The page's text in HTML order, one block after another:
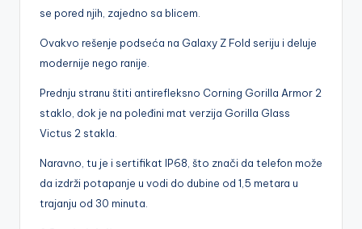
se pored njih, zajedno sa blicem.
Ovakvo rešenje podseća na Galaxy Z Fold seriju i deluje
modernije nego ranije.
Prednju stranu štiti antirefleksno Corning Gorilla Armor 2
staklo, dok je na poleđini mat verzija Gorilla Glass
Victus 2 stakla.
Naravno, tu je i sertifikat IP68, što znači da telefon može
da izdrži potapanje u vodi do dubine od 1,5 metara u
trajanju od 30 minuta.